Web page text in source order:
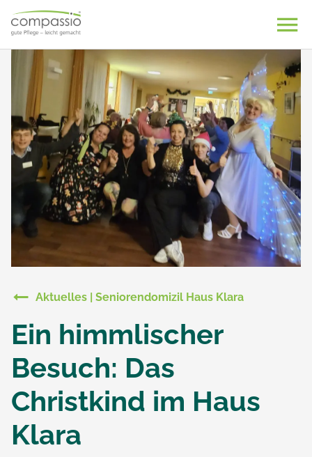
content
Aktuelles | Seniorendomizil Haus Klara
Ein himmlischer
Besuch: Das
Christkind im Haus
Klara